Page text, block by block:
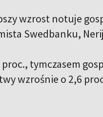
wzrost notuje
Swedbanku,
tymczasem
wzrośnie o 2,6